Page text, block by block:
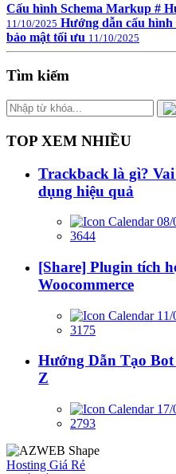
Cấu hình Schema Markup #
11/10/2025 Hướng dẫn cấu
bảo mật tối ưu 11/10/2025
Tìm kiếm
TOP XEM NHIỀU
Trackback là gì?
dụng hiệu quả
08/
3644
[Share] Plugin tích
Woocommerce
11/
3175
Hướng Dẫn Tạo
Z
17/
2793
Hosting Giá Rẻ